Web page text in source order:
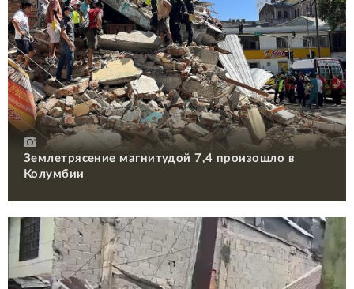
Землетрясение магнитудой 7,4 произошло в
Колумбии